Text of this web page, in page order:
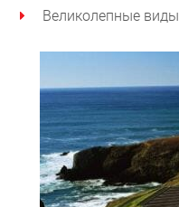
Великолепные